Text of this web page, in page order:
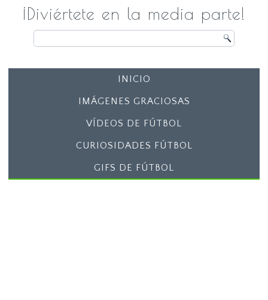
¡Diviértete en la media parte!
INICIO
IMÁGENES GRACIOSAS
VÍDEOS DE FÚTBOL
CURIOSIDADES FÚTBOL
GIFS DE FÚTBOL